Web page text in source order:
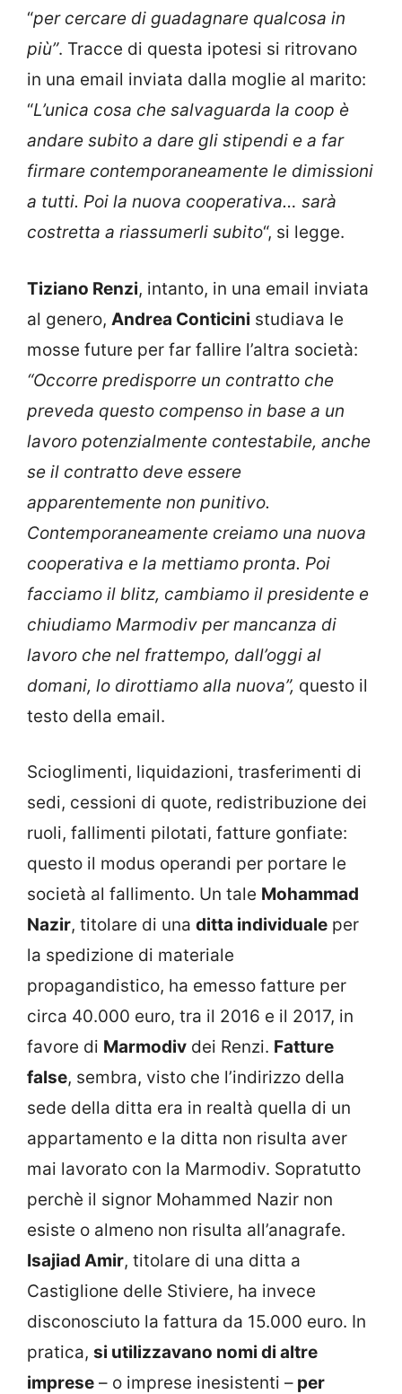
“per cercare di guadagnare qualcosa in
più”. Tracce di questa ipotesi si ritrovano
in una email inviata dalla moglie al marito:
“L’unica cosa che salvaguarda la coop è
andare subito a dare gli stipendi e a far
firmare contemporaneamente le dimissioni
a tutti. Poi la nuova cooperativa… sarà
costretta a riassumerli subito“, si legge.
Tiziano Renzi, intanto, in una email inviata
al genero, Andrea Conticini studiava le
mosse future per far fallire l’altra società:
“Occorre predisporre un contratto che
preveda questo compenso in base a un
lavoro potenzialmente contestabile, anche
se il contratto deve essere
apparentemente non punitivo.
Contemporaneamente creiamo una nuova
cooperativa e la mettiamo pronta. Poi
facciamo il blitz, cambiamo il presidente e
chiudiamo Marmodiv per mancanza di
lavoro che nel frattempo, dall’oggi al
domani, lo dirottiamo alla nuova”, questo il
testo della email.
Scioglimenti, liquidazioni, trasferimenti di
sedi, cessioni di quote, redistribuzione dei
ruoli, fallimenti pilotati, fatture gonfiate:
questo il modus operandi per portare le
società al fallimento. Un tale Mohammad
Nazir, titolare di una ditta individuale per
la spedizione di materiale
propagandistico, ha emesso fatture per
circa 40.000 euro, tra il 2016 e il 2017, in
favore di Marmodiv dei Renzi. Fatture
false, sembra, visto che l’indirizzo della
sede della ditta era in realtà quella di un
appartamento e la ditta non risulta aver
mai lavorato con la Marmodiv. Sopratutto
perchè il signor Mohammed Nazir non
esiste o almeno non risulta all’anagrafe.
Isajiad Amir, titolare di una ditta a
Castiglione delle Stiviere, ha invece
disconosciuto la fattura da 15.000 euro. In
pratica, si utilizzavano nomi di altre
imprese – o imprese inesistenti – per